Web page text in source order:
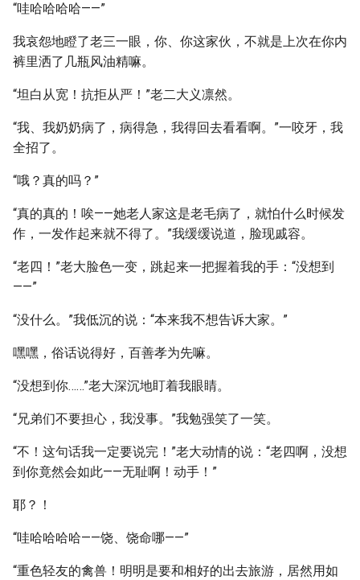
“哇哈哈哈哈——”
我哀怨地瞪了老三一眼，你、你这家伙，不就是上次在你内
裤里洒了几瓶风油精嘛。
“坦白从宽！抗拒从严！”老二大义凛然。
“我、我奶奶病了，病得急，我得回去看看啊。”一咬牙，我
全招了。
“哦？真的吗？”
“真的真的！唉——她老人家这是老毛病了，就怕什么时候发
作，一发作起来就不得了。”我缓缓说道，脸现戚容。
“老四！”老大脸色一变，跳起来一把握着我的手：“没想到
——”
“没什么。”我低沉的说：“本来我不想告诉大家。”
嘿嘿，俗话说得好，百善孝为先嘛。
“没想到你……”老大深沉地盯着我眼睛。
“兄弟们不要担心，我没事。”我勉强笑了一笑。
“不！这句话我一定要说完！”老大动情的说：“老四啊，没想
到你竟然会如此——无耻啊！动手！”
耶？！
“哇哈哈哈哈——饶、饶命哪——”
“重色轻友的禽兽！明明是要和相好的出去旅游，居然用如